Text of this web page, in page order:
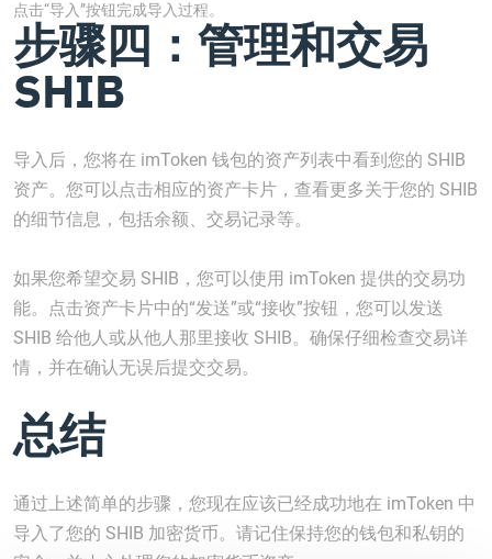
点击“导入”按钮完成导入过程。
步骤四：管理和交易
SHIB
导入后，您将在 imToken 钱包的资产列表中看到您的 SHIB
资产。您可以点击相应的资产卡片，查看更多关于您的 SHIB
的细节信息，包括余额、交易记录等。
如果您希望交易 SHIB，您可以使用 imToken 提供的交易功
能。点击资产卡片中的“发送”或“接收”按钮，您可以发送
SHIB 给他人或从他人那里接收 SHIB。确保仔细检查交易详
情，并在确认无误后提交交易。
总结
通过上述简单的步骤，您现在应该已经成功地在 imToken 中
导入了您的 SHIB 加密货币。请记住保持您的钱包和私钥的